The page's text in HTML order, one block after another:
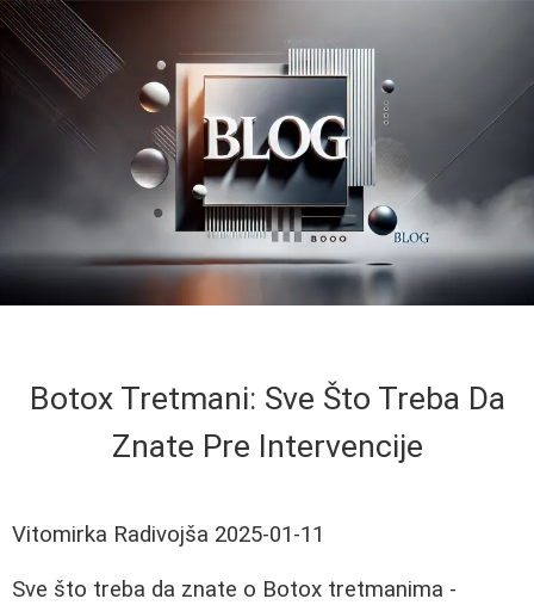
Botox Tretmani: Sve Što Treba Da
Znate Pre Intervencije
Vitomirka Radivojša 2025-01-11
Sve što treba da znate o Botox tretmanima -